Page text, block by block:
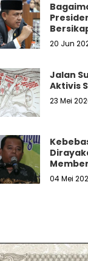
Damai
20 Jun
Jalan
Aktivis
23 Mei
04 Mei